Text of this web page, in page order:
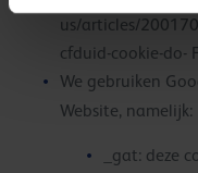
us/articles/
cfduid-cookie-do-
We gebruiken
Website, namelijk:
_gat: deze